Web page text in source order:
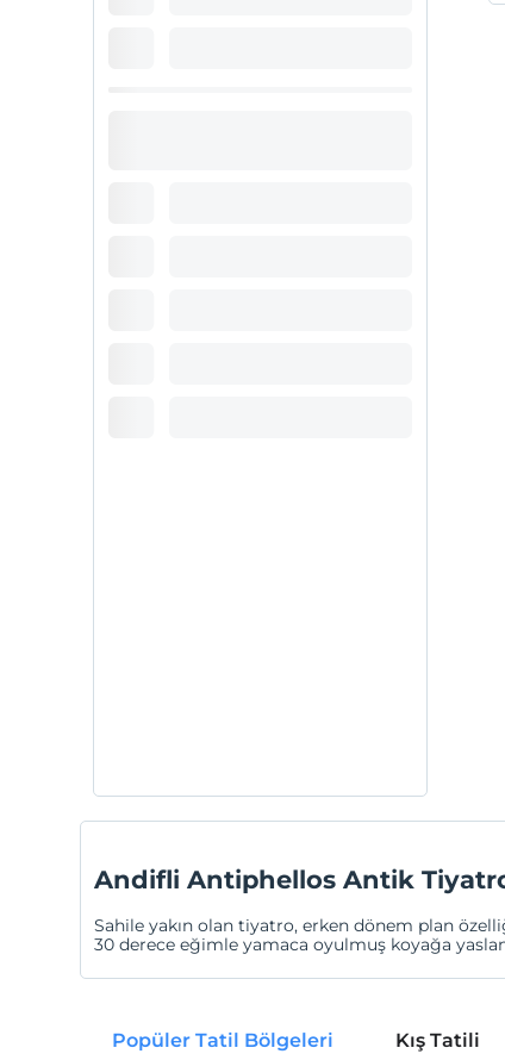
Andifli Antiphellos Antik
Sahile yakın olan tiyatro, erken dönem plan
30 derece eğimle yamaca oyulmuş koyağa
Popüler Tatil Bölgeleri Kış Tatili